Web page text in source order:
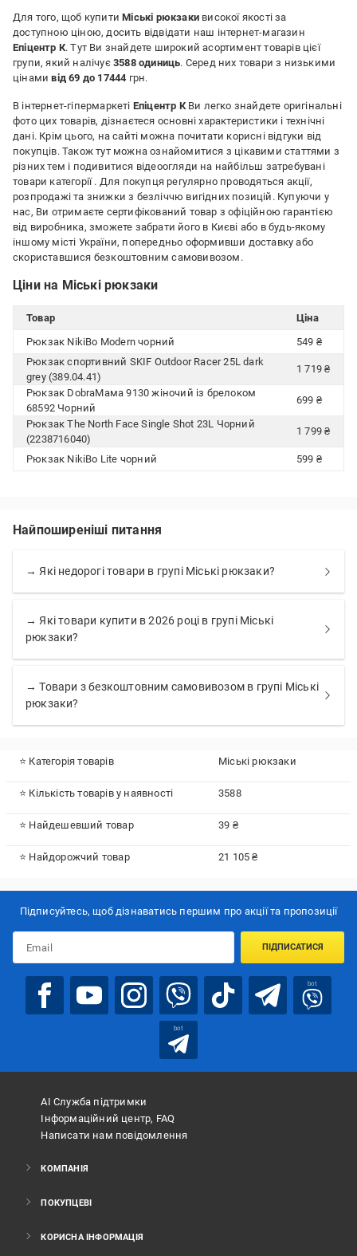
Для того, щоб купитиМіські рюкзаки високої якості за
доступною ціною, досить відвідати наш інтернет-магазин
Епіцентр К. Тут Ви знайдете широкий асортимент товарів цієї
групи, який налічує 3588 одиниць. Серед них товари з низькими
цінамивід 69 до 17444 грн.
В інтернет-гіпермаркеті Епіцентр КВи легко знайдете оригінальні
фото цих товарів, дізнаєтеся основні характеристики і технічні
дані. Крім цього, на сайті можна почитати корисні відгуки від
покупців. Також тут можна ознайомитися з цікавими статтями з
різних тем і подивитися відеоогляди на найбільш затребувані
товари категорії . Для покупця регулярно проводяться акції,
розпродажі та знижки з безліччю вигідних позицій. Купуючи у
нас, Ви отримаєте сертифікований товар з офіційною гарантією
від виробника, зможете забрати його в Києві або в будь-якому
іншому місті України, попередньо оформивши доставку або
скориставшися безкоштовним самовивозом.
Ціни на Міські рюкзаки
Товар
Ціна
Рюкзак NikiBo Modern чорний
549 ₴
Рюкзак спортивний SKIF Outdoor Racer 25L dark
grey (389.04.41)
1 719 ₴
Рюкзак DobraМама 9130 жіночий із брелоком
68592 Чорний
699 ₴
Рюкзак The North Face Single Shot 23L Чорний
(2238716040)
1 799 ₴
Рюкзак NikiBo Lite чорний 599 ₴
Найпоширеніші питання
→ Які недорогі товари в групі Міські рюкзаки?
→ Які товари купити в 2026 році в групі Міські
рюкзаки?
→ Товари з безкоштовним самовивозом в групі Міські
рюкзаки?
⭐ Категорія товарів Міські рюкзаки
⭐ Кількість товарів у наявності 3588
⭐ Найдешевший товар 39 ₴
⭐ Найдорожчий товар 21 105 ₴
Підписуйтесь, щоб дізнаватись першим про акції та пропозиції
ПІДПИСАТИСЯ
bot
bot
АІ Служба підтримки
Інформаційний центр, FAQ
Написати нам повідомлення
КОМПАНІЯ
ПОКУПЦЕВІ
КОРИСНА ІНФОРМАЦІЯ